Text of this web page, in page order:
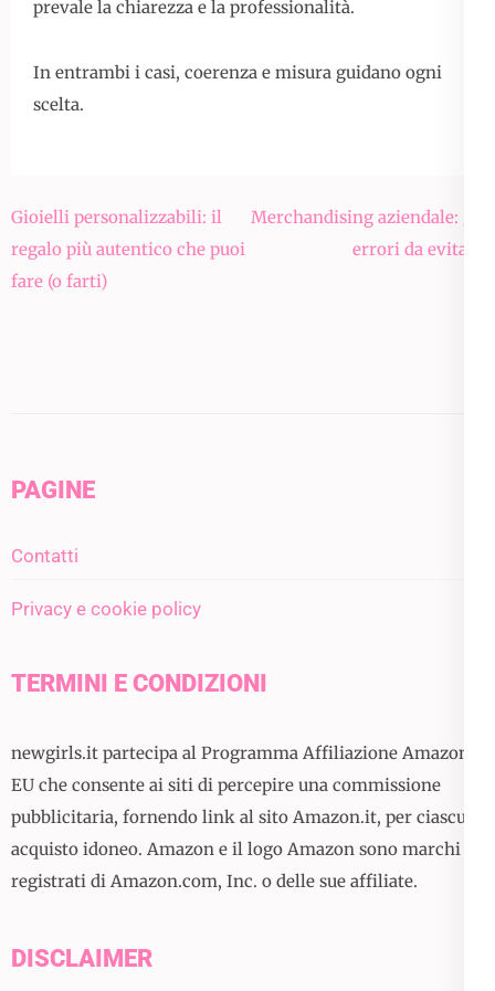
prevale la chiarezza e la professionalità.
In entrambi i casi, coerenza e misura guidano ogni
scelta.
Navigazione
articoli
Gioielli personalizzabili: il
regalo più autentico che puoi
fare (o farti)
Merchandising aziendale: gli
errori da evitare
PAGINE
Contatti
Privacy e cookie policy
TERMINI E CONDIZIONI
newgirls.it partecipa al Programma Affiliazione Amazon
EU che consente ai siti di percepire una commissione
pubblicitaria, fornendo link al sito Amazon.it, per ciascun
acquisto idoneo. Amazon e il logo Amazon sono marchi
registrati di Amazon.com, Inc. o delle sue affiliate.
DISCLAIMER